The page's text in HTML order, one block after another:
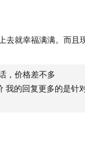
去就幸福满满。而且
，价格差不多
的回复更多的是针